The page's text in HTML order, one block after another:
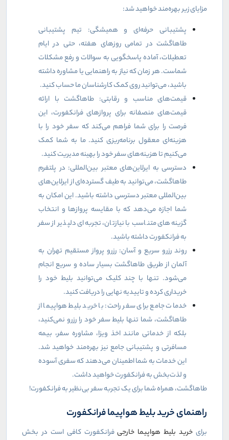
مزایای زیر بهره‌مند خواهید شد:
پشتیبانی حرفه‌ای و همیشگی: تیم پشتیبانی
طاهاگشت در تمامی روزهای هفته، حتی در ایام
تعطیلات، آماده پاسخگویی به سوالات و رفع مشکلات
شماست. هر زمان که نیاز به راهنمایی یا مشاوره داشته
باشید، می‌توانید روی کمک کارشناسان ما حساب کنید.
قیمت‌های مناسب و رقابتی: طاهاگشت با ارائه
قیمت‌های منصفانه برای پروازهای فرانکفورت، این
فرصت را برای شما فراهم می‌کند که سفر خود را با
هزینه‌ای معقول برنامه‌ریزی کنید. ما به شما کمک
می‌کنیم تا هزینه‌های سفر خود را بهینه مدیریت کنید.
دسترسی به ایرلاین‌های معتبر بین‌المللی: در پلتفرم
طاهاگشت، می‌توانید به طیف گسترده‌ای از ایرلاین‌های
بین‌المللی معتبر دسترسی داشته باشید. این امکان به
شما اجازه می‌دهد که با مقایسه پروازها و انتخاب
گزینه‌های متناسب با نیازتان، تجربه‌ای دلپذیر از سفر
به فرانکفورت داشته باشید.
روند رزرو سریع و آسان: رزرو پرواز مستقیم تهران به
آلمان از طریق طاهاگشت بسیار ساده و سریع انجام
می‌شود. تنها با چند کلیک می‌توانید بلیط خود را
خریداری کرده و تاییدیه نهایی را دریافت کنید.
خدمات جامع برای سفر راحت: با خرید بلیط هواپیما از
طاهاگشت، شما تنها بلیط سفر خود را رزرو نمی‌کنید،
بلکه از خدماتی مانند اخذ ویزا، مشاوره سفر، بیمه
مسافرتی و پشتیبانی جامع نیز بهره‌مند خواهید شد.
این خدمات به شما اطمینان می‌دهند که سفری آسوده
و لذت‌بخش به فرانکفورت خواهید داشت.
طاهاگشت، همراه شما برای یک تجربه سفر بی‌نظیر به فرانکفورت!
راهنمای خرید بلیط هواپیما فرانکفورت
برای خرید بلیط هواپیما خارجیفرانکفورت کافی است در بخش